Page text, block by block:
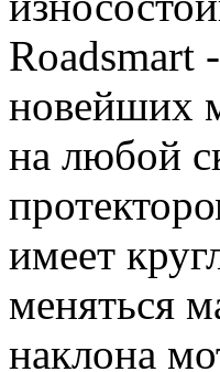
Roadsmart
новейших
на любой
имеет
меняться
наклона